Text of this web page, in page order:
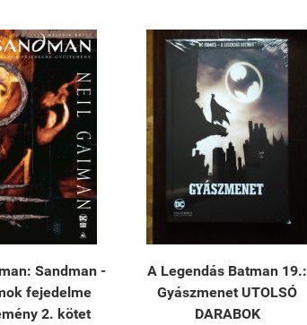
Sandman -
fejedelme
2. kötet
A Legendás Batman 19.:
Gyászmenet UTOLSÓ
DARABOK